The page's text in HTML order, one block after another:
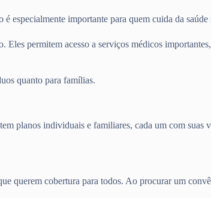
especialmente importante para quem cuida da saúde
Eles permitem acesso a serviços médicos
quanto para famílias.
planos individuais e familiares, cada um com suas
querem cobertura para todos. Ao procurar um